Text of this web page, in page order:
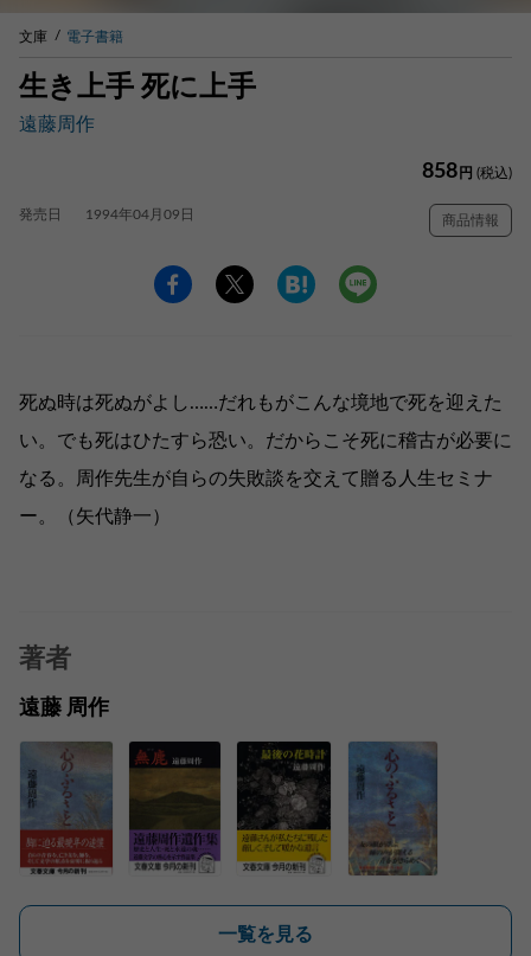
文庫 電子書籍
生き上手 死に上手
遠藤周作
858 円 (税込)
発売日 1994年04月09日 商品情報
死ぬ時は死ぬがよし……だれもがこんな境地で死を迎えた
い。でも死はひたすら恐い。だからこそ死に稽古が必要に
なる。周作先生が自らの失敗談を交えて贈る人生セミナ
ー。（矢代静一）
著者
遠藤 周作
一覧を見る